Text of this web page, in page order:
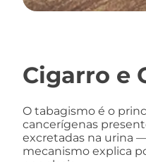
Cigarro e
O tabagismo é o
cancerígenas
excretadas na urina
mecanismo explica